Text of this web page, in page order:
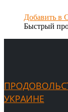
Добавить в
Быстрый
УКРАИНЕ